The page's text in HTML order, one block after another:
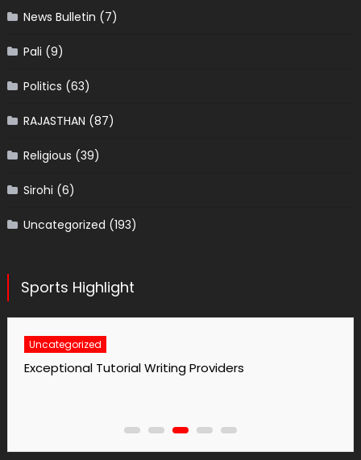
News Bulletin (7)
Pali (9)
Politics (63)
RAJASTHAN (87)
Religious (39)
Sirohi (6)
Uncategorized (193)
Sports Highlight
Uncategorized
Exceptional Tutorial Writing Providers